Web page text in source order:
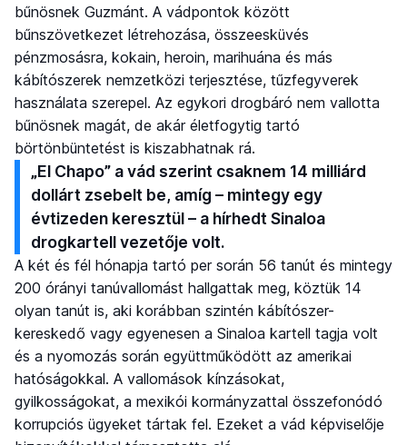
bűnösnek Guzmánt. A vádpontok között
bűnszövetkezet létrehozása, összeesküvés
pénzmosásra, kokain, heroin, marihuána és más
kábítószerek nemzetközi terjesztése, tűzfegyverek
használata szerepel. Az egykori drogbáró nem vallotta
bűnösnek magát, de akár életfogytig tartó
börtönbüntetést is kiszabhatnak rá.
„El Chapo” a vád szerint csaknem 14 milliárd
dollárt zsebelt be, amíg – mintegy egy
évtizeden keresztül – a hírhedt Sinaloa
drogkartell vezetője volt.
A két és fél hónapja tartó per során 56 tanút és mintegy
200 órányi tanúvallomást hallgattak meg, köztük 14
olyan tanút is, aki korábban szintén kábítószer-
kereskedő vagy egyenesen a Sinaloa kartell tagja volt
és a nyomozás során együttműködött az amerikai
hatóságokkal. A vallomások kínzásokat,
gyilkosságokat, a mexikói kormányzattal összefonódó
korrupciós ügyeket tártak fel. Ezeket a vád képviselője